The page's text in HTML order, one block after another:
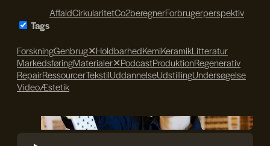
Tags
AffaldCirkularitetCo2beregnerForbrugerperspektiv
ForskningGenbrug✕HoldbarhedKemiKeramikLitteratur
MarkedsføringMaterialer✕PodcastProduktionRegenerativ
RepairRessourcerTekstilUddannelseUdstillingUndersøgelse
VideoÆstetik
Søren Svendsen